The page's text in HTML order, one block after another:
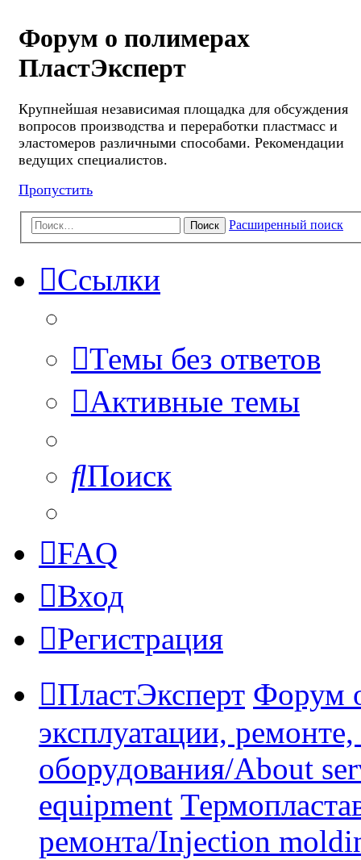
Форум о полимерах
ПластЭксперт
Крупнейшая независимая площадка для обсуждения
вопросов производства и переработки пластмасс и
эластомеров различными способами. Рекомендации
ведущих специалистов.
Пропустить
Поиск Расширенный поиск
Ссылки
Темы без ответов
Активные темы
Поиск
FAQ
Вход
Регистрация
ПластЭксперт Форум
эксплуатации,
оборудования/About
equipment
ремонта/Injection